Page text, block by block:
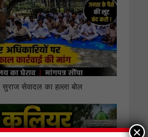
सेवादल का हल्ला बोल
×